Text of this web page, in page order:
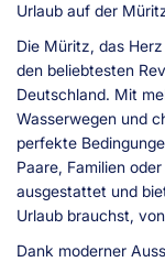
Urlaub auf der
Die Müritz, das
den beliebtesten
Deutschland. Mit
Wasserwegen und
perfekte
Paare, Familien
ausgestattet und
Urlaub brauchst,
Dank moderner